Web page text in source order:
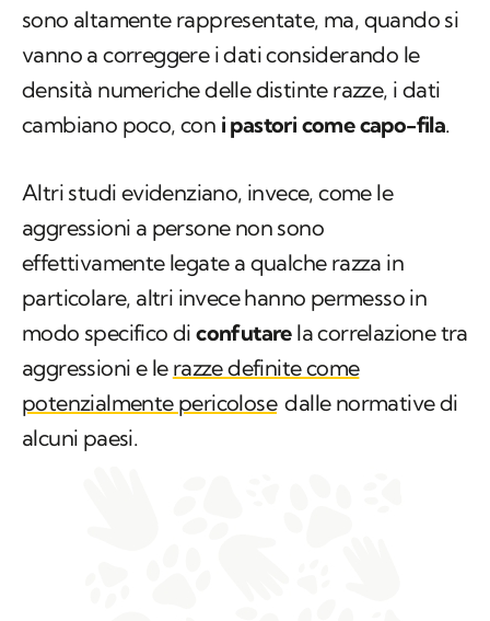
sono altamente rappresentate, ma, quando si
vanno a correggere i dati considerando le
densità numeriche delle distinte razze, i dati
cambiano poco, con i pastori come capo-fila.
Altri studi evidenziano, invece, come le
aggressioni a persone non sono
effettivamente legate a qualche razza in
particolare, altri invece hanno permesso in
modo specifico diconfutarela correlazione tra
aggressioni e le razze definite come
potenzialmente pericolose dalle normative di
alcuni paesi.